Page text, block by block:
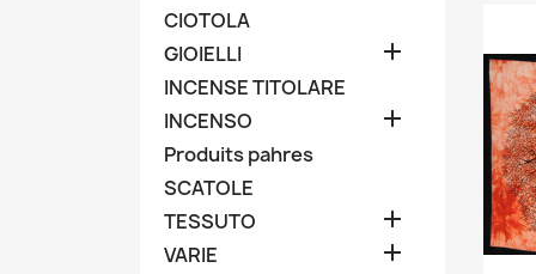
CIOTOLA
GIOIELLI

INCENSE TITOLARE
INCENSO

Produits pahres
SCATOLE
TESSUTO

VARIE 